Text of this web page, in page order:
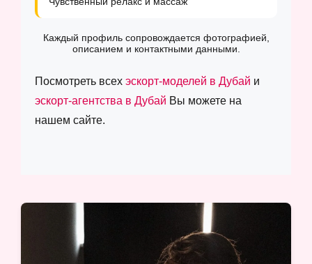
Каждый профиль сопровождается фотографией,
описанием и контактными данными.
Посмотреть всех эскорт-моделей в Дубай и
эскорт-агентства в Дубай Вы можете на
нашем сайте.